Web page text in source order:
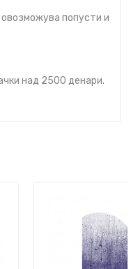
овозможува попусти и
над 2500 денари.